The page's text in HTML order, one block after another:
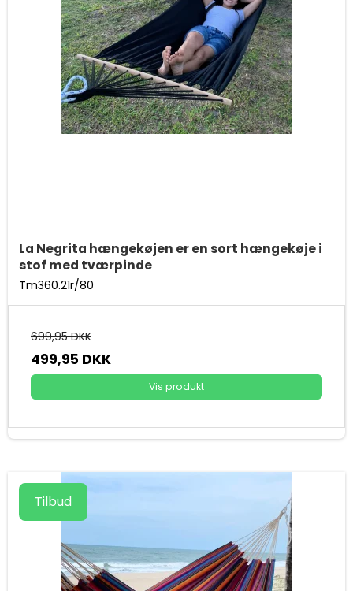
La Negrita hængekøjen er en sort hængekøje i
stof med tværpinde
Tm360.21r/80
699,95 DKK
499,95 DKK
Vis produkt
Tilbud